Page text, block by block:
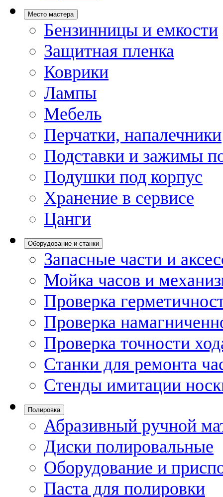
Место мастера
Бензинницы и емкости
Защитная пленка
Коврики
Лампы
Мебель
Перчатки, напалечники
Подставки и зажимы
Подушки под корпус
Хранение в сервисе
Цанги
Оборудование и станки
Запасные части и
Мойка часов и
Проверка
Проверка
Проверка точности
Станки для ремонта
Стенды имитации
Полировка
Абразивный ручной
Диски полировальные
Оборудование и
Паста для полировки